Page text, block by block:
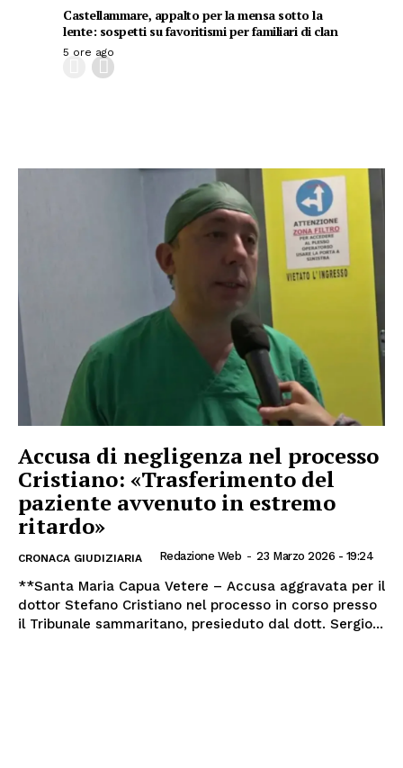
Castellammare, appalto per la mensa sotto la
lente: sospetti su favoritismi per familiari di clan
5 ore ago
Accusa di negligenza nel processo
Cristiano: «Trasferimento del
paziente avvenuto in estremo
ritardo»
CRONACA GIUDIZIARIA Redazione Web - 23 Marzo 2026 - 19:24
**Santa Maria Capua Vetere – Accusa aggravata per il
dottor Stefano Cristiano nel processo in corso presso
il Tribunale sammaritano, presieduto dal dott. Sergio...